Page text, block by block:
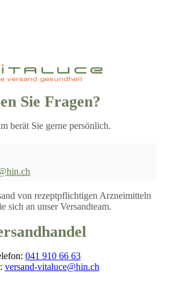
Sie Fragen?
berät Sie gerne persönlich.
von rezeptpflichtigen Arzneimitteln
sich an unser Versandteam.
041 910 66 63
versand-vitaluce@hin.ch